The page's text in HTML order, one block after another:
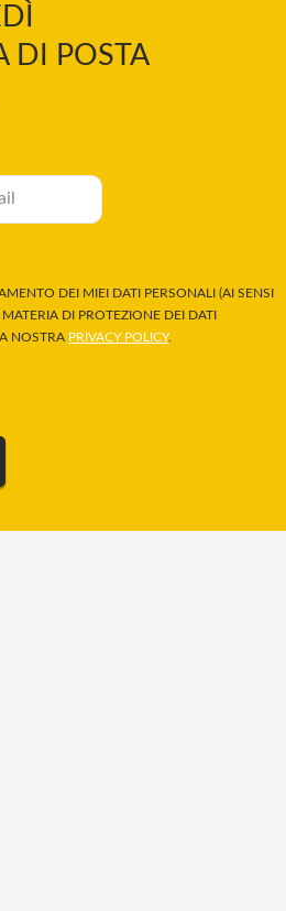
DI POSTA
DEI MIEI DATI PERSONALI (AI SENSI
DI PROTEZIONE DEI DATI
NOSTRA PRIVACY POLICY.